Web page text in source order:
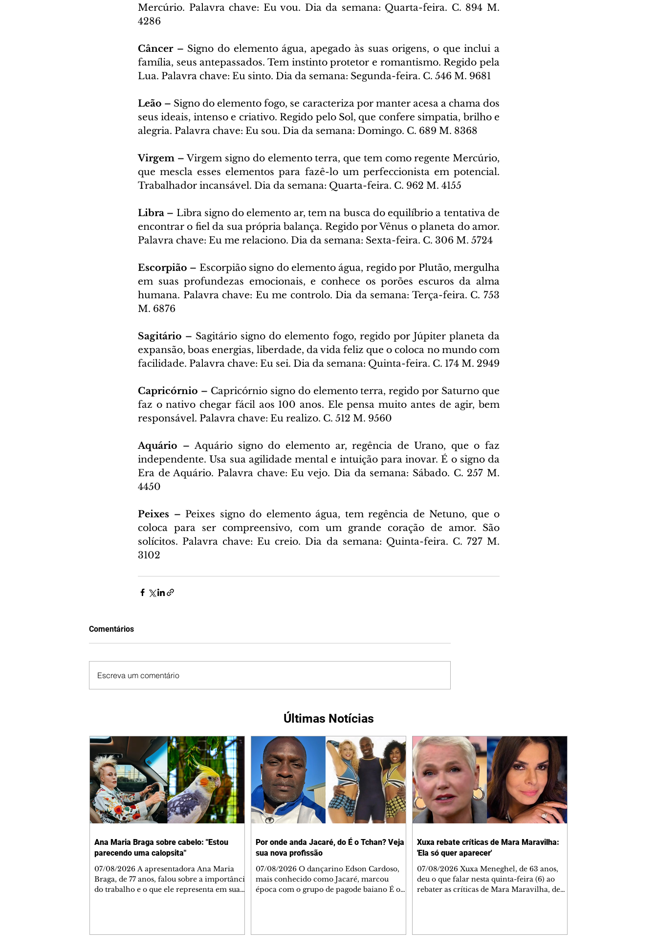
Mercúrio. Palavra chave: Eu vou. Dia da semana: Quarta-feira. C. 894 M.
4286
Câncer – Signo do elemento água, apegado às suas origens, o que inclui a
família, seus antepassados. Tem instinto protetor e romantismo. Regido pela
Lua. Palavra chave: Eu sinto. Dia da semana: Segunda-feira. C. 546 M. 9681
Leão – Signo do elemento fogo, se caracteriza por manter acesa a chama dos
seus ideais, intenso e criativo. Regido pelo Sol, que confere simpatia, brilho e
alegria. Palavra chave: Eu sou. Dia da semana: Domingo. C. 689 M. 8368
Virgem – Virgem signo do elemento terra, que tem como regente Mercúrio,
que mescla esses elementos para fazê-lo um perfeccionista em potencial.
Trabalhador incansável. Dia da semana: Quarta-feira. C. 962 M. 4155
Libra – Libra signo do elemento ar, tem na busca do equilíbrio a tentativa de
encontrar o fiel da sua própria balança. Regido por Vênus o planeta do amor.
Palavra chave: Eu me relaciono. Dia da semana: Sexta-feira. C. 306 M. 5724
Escorpião – Escorpião signo do elemento água, regido por Plutão, mergulha
em suas profundezas emocionais, e conhece os porões escuros da alma
humana. Palavra chave: Eu me controlo. Dia da semana: Terça-feira. C. 753
M. 6876
Sagitário – Sagitário signo do elemento fogo, regido por Júpiter planeta da
expansão, boas energias, liberdade, da vida feliz que o coloca no mundo com
facilidade. Palavra chave: Eu sei. Dia da semana: Quinta-feira. C. 174 M. 2949
Capricórnio – Capricórnio signo do elemento terra, regido por Saturno que
faz o nativo chegar fácil aos 100 anos. Ele pensa muito antes de agir, bem
responsável. Palavra chave: Eu realizo. C. 512 M. 9560
Aquário – Aquário signo do elemento ar, regência de Urano, que o faz
independente. Usa sua agilidade mental e intuição para inovar. É o signo da
Era de Aquário. Palavra chave: Eu vejo. Dia da semana: Sábado. C. 257 M.
4450
Peixes – Peixes signo do elemento água, tem regência de Netuno, que o
coloca para ser compreensivo, com um grande coração de amor. São
solícitos. Palavra chave: Eu creio. Dia da semana: Quinta-feira. C. 727 M.
3102
Comentários
Escreva um comentário
Últimas Notícias
Ana Maria Braga sobre cabelo: "Estou
parecendo uma calopsita"
07/08/2026 A apresentadora Ana Maria
Braga, de 77 anos, falou sobre a importância
do trabalho e o que ele representa em sua
Por onde anda Jacaré, do É o Tchan? Veja
sua nova profissão
07/08/2026 O dançarino Edson Cardoso,
mais conhecido como Jacaré, marcou
época com o grupo de pagode baiano É o
Xuxa rebate críticas de Mara Maravilha:
'Ela só quer aparecer'
07/08/2026 Xuxa Meneghel, de 63 anos,
deu o que falar nesta quinta-feira (6) ao
rebater as críticas de Mara Maravilha, de